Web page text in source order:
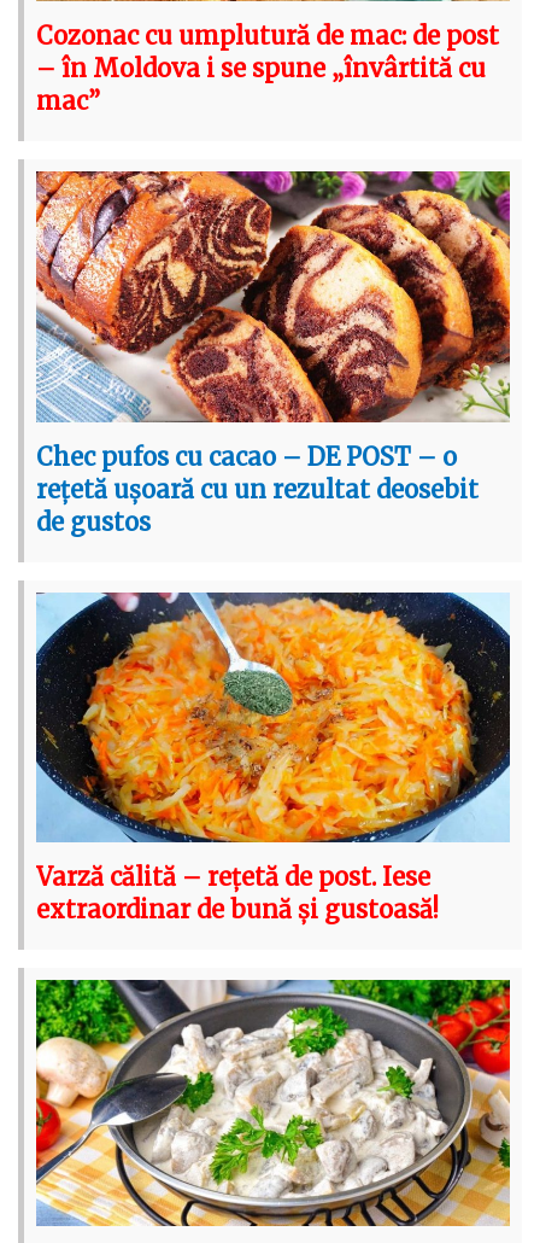
Cozonac cu umplutură de mac: de post
– în Moldova i se spune „învârtită cu
mac”
Chec pufos cu cacao – DE POST – o
rețetă ușoară cu un rezultat deosebit
de gustos
Varză călită – rețetă de post. Iese
extraordinar de bună și gustoasă!